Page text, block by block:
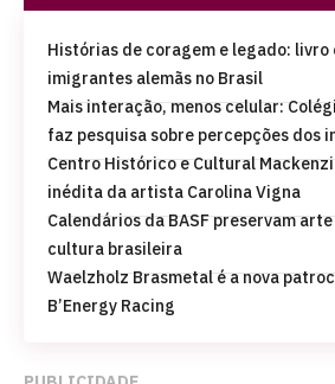
Histórias de coragem e legado: livro
imigrantes alemãs no Brasil
Mais interação, menos celular:
faz pesquisa sobre percepções dos
Centro Histórico e Cultural
inédita da artista Carolina Vigna
Calendários da BASF preservam
cultura brasileira
Waelzholz Brasmetal é a nova
B’Energy Racing